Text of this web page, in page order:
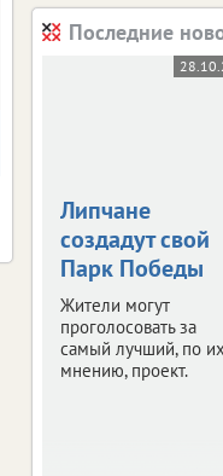
Последние
Липчане
создадут свой
Парк Победы
Жители могут
проголосовать за
самый лучший, по их
мнению, проект.